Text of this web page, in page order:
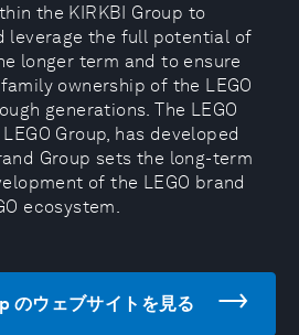
the KIRKBI Group to
leverage the full potential of
longer term and to ensure
ownership of the LEGO
generations. The LEGO
Group, has developed
Group sets the long-term
of the LEGO brand
ecosystem.
のウェブサイトを見る